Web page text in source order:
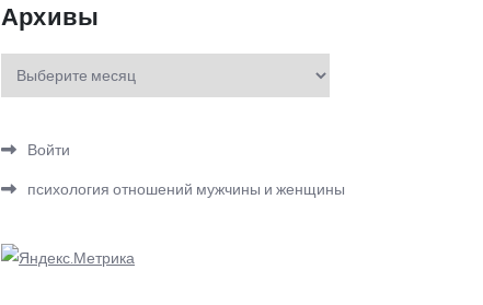
Архивы
Архивы
Войти
психология отношений мужчины и женщины